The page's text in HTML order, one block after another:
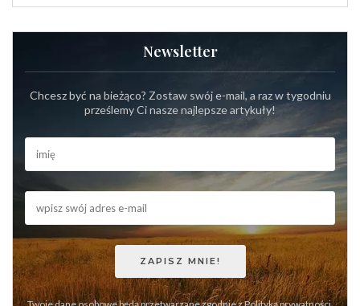
Newsletter
Chcesz być na bieżąco? Zostaw swój e-mail, a raz w tygodniu
prześlemy Ci nasze najlepsze artykuły!